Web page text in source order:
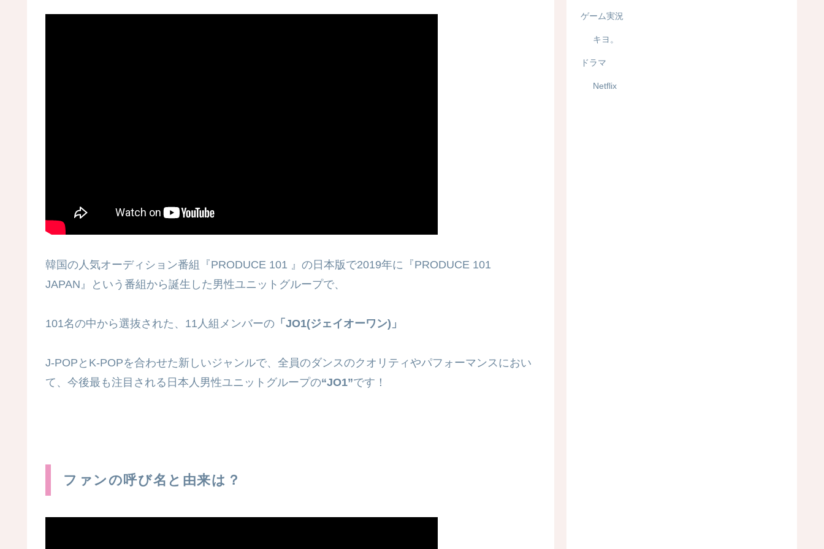
韓国の人気オーディション番組『PRODUCE 101 』の日本版で2019年に『PRODUCE 101
JAPAN』という番組から誕生した男性ユニットグループで、
101名の中から選抜された、11人組メンバーの 「JO1(ジェイオーワン)」
J-POPとK-POPを合わせた新しいジャンルで、全員のダンスのクオリティやパフォーマンスにおい
て、今後最も注目される日本人男性ユニットグループの“JO1”です！
ファンの呼び名と由来は？
ゲーム実況
キヨ。
ドラマ
Netflix